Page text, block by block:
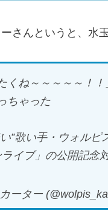
さんというと、水
くね～～～～～！
ちゃった
”歌い手・ウォル
イブ」の公開記念
ーター